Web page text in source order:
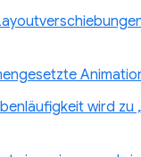
wird zu